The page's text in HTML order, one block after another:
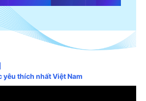
thích nhất Việt Nam